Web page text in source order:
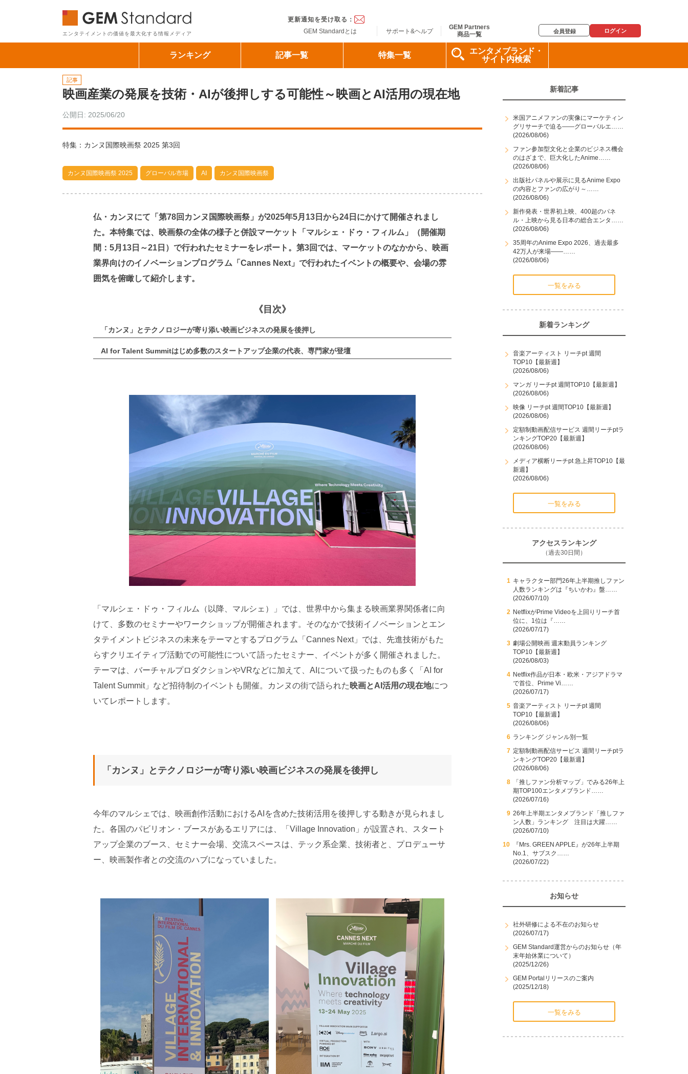
エンタテイメントの価値を最大化する情報メディア
更新通知を受け取る：
GEM Standardとは
サポート&ヘルプ
GEM Partners
商品一覧
会員登録 ログイン
ランキング 記事一覧 特集一覧
エンタメブランド・
サイト内検索
記事
映画産業の発展を技術・AIが後押しする可能性～映画とAI活用の現在地
公開日: 2025/06/20
特集：カンヌ国際映画祭 2025 第3回
カンヌ国際映画祭 2025 グローバル市場 AI カンヌ国際映画祭
仏・カンヌにて「第78回カンヌ国際映画祭」が2025年5月13日から24日にかけて開催されまし
た。本特集では、映画祭の全体の様子と併設マーケット「マルシェ・ドゥ・フィルム」（開催期
間：5月13日～21日）で行われたセミナーをレポート。第3回では、マーケットのなかから、映画
業界向けのイノベーションプログラム「Cannes Next」で行われたイベントの概要や、会場の雰
囲気を俯瞰して紹介します。
《目次》
「カンヌ」とテクノロジーが寄り添い映画ビジネスの発展を後押し
AI for Talent Summitはじめ多数のスタートアップ企業の代表、専門家が登壇
「マルシェ・ドゥ・フィルム（以降、マルシェ）」では、世界中から集まる映画業界関係者に向
けて、多数のセミナーやワークショップが開催されます。そのなかで技術イノベーションとエン
タテイメントビジネスの未来をテーマとするプログラム「Cannes Next」では、先進技術がもた
らすクリエイティブ活動での可能性について語ったセミナー、イベントが多く開催されました。
テーマは、バーチャルプロダクションやVRなどに加えて、AIについて扱ったものも多く「AI for
Talent Summit」など招待制のイベントも開催。カンヌの街で語られた 映画とAI活用の現在地につ
いてレポートします。
「カンヌ」とテクノロジーが寄り添い映画ビジネスの発展を後押し
今年のマルシェでは、映画創作活動におけるAIを含めた技術活用を後押しする動きが見られまし
た。各国のパビリオン・ブースがあるエリアには、「Village Innovation」が設置され、スタート
アップ企業のブース、セミナー会場、交流スペースは、テック系企業、技術者と、プロデューサ
ー、映画製作者との交流のハブになっていました。
新着記事
米国アニメファンの実像にマーケティン
グリサーチで迫る――グローバルエ……
(2026/08/06)
ファン参加型文化と企業のビジネス機会
のはざまで、巨大化したAnime……
(2026/08/06)
出版社パネルや展示に見るAnime Expo
の内容とファンの広がり～……
(2026/08/06)
新作発表・世界初上映、400超のパネ
ル・上映から見る日本の総合エンタ……
(2026/08/06)
35周年のAnime Expo 2026、過去最多
42万人が来場――……
(2026/08/06)
一覧をみる
新着ランキング
音楽アーティスト リーチpt 週間
TOP10【最新週】
(2026/08/06)
マンガ リーチpt 週間TOP10【最新週】
(2026/08/06)
映像 リーチpt 週間TOP10【最新週】
(2026/08/06)
定額制動画配信サービス 週間リーチptラ
ンキングTOP20【最新週】
(2026/08/06)
メディア横断リーチpt 急上昇TOP10【最
新週】
(2026/08/06)
一覧をみる
アクセスランキング
（過去30日間）
キャラクター部門26年上半期推しファン
人数ランキングは『ちいかわ』盤……
(2026/07/10)
NetflixがPrime Videoを上回りリーチ首
位に、1位は『……
(2026/07/17)
劇場公開映画 週末動員ランキング
TOP10【最新週】
(2026/08/03)
Netflix作品が日本・欧米・アジアドラマ
で首位、Prime Vi……
(2026/07/17)
音楽アーティスト リーチpt 週間
TOP10【最新週】
(2026/08/06)
ランキング ジャンル別一覧
定額制動画配信サービス 週間リーチptラ
ンキングTOP20【最新週】
(2026/08/06)
「推しファン分析マップ」でみる26年上
期TOP100エンタメブランド……
(2026/07/16)
26年上半期エンタメブランド「推しファ
ン人数」ランキング 注目は大躍……
(2026/07/10)
『Mrs. GREEN APPLE』が26年上半期
No.1、サブスク……
(2026/07/22)
お知らせ
社外研修による不在のお知らせ
(2026/07/17)
GEM Standard運営からのお知らせ（年
末年始休業について）
(2025/12/26)
GEM Portalリリースのご案内
(2025/12/18)
一覧をみる